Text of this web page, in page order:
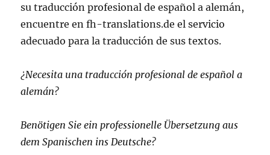
su traducción profesional de español a alemán,
encuentre en fh-translations.de el servicio
adecuado para la traducción de sus textos.
¿Necesita una traducción profesional de español a
alemán?
Benötigen Sie ein professionelle Übersetzung aus
dem Spanischen ins Deutsche?